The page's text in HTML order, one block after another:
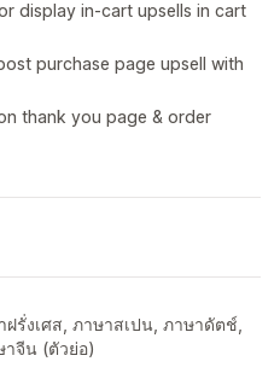
display in-cart upsells in cart
purchase page upsell with
thank you page & order
รั่งเศส, ภาษาสเปน, ภาษาดัตช์,
จีน (ตัวย่อ)